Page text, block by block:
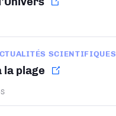
SCIENTIFIQUES
la plage